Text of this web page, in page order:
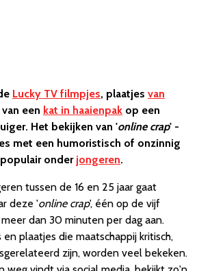
Lucky TV filmpjes, plaatjes van
een kat in haaienpak op een
Het bekijken van 'online crap' -
met een humoristisch of onzinnig
onder jongeren.
tussen de 16 en 25 jaar gaat
deze 'online crap', één op de vijf
dan 30 minuten per dag aan.
plaatjes die maatschappij kritisch,
zijn, worden veel bekeken.